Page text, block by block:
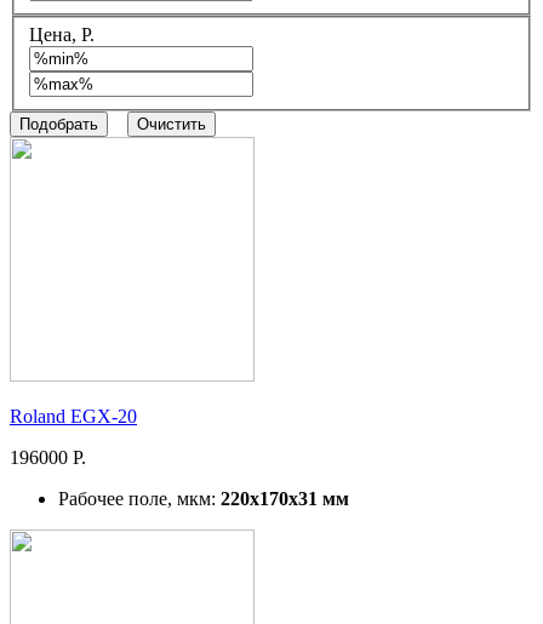
Цена, Р.
Roland EGX-20
196000 Р.
Рабочее поле, мкм: 220x170x31 мм